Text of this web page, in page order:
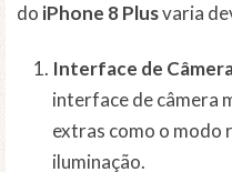
do iPhone 8 Plusvaria
Interface de
interface de câmera
extras como o modo
iluminação.